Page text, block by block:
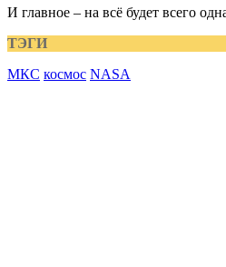
И главное – на всё будет всего
ТЭГИ
МКС космос NASA